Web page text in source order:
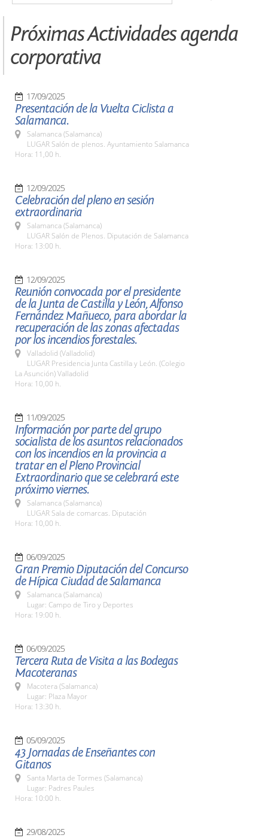
Próximas Actividades agenda
corporativa
17/09/2025
Presentación de la Vuelta Ciclista a
Salamanca.
Salamanca (Salamanca)
LUGAR Salón de plenos. Ayuntamiento Salamanca
Hora: 11,00 h.
12/09/2025
Celebración del pleno en sesión
extraordinaria
Salamanca (Salamanca)
LUGAR Salón de Plenos. Diputación de Salamanca
Hora: 13:00 h.
12/09/2025
Reunión convocada por el presidente
de la Junta de Castilla y León, Alfonso
Fernández Mañueco, para abordar la
recuperación de las zonas afectadas
por los incendios forestales.
Valladolid (Valladolid)
LUGAR Presidencia Junta Castilla y León. (Colegio
La Asunción) Valladolid
Hora: 10,00 h.
11/09/2025
Información por parte del grupo
socialista de los asuntos relacionados
con los incendios en la provincia a
tratar en el Pleno Provincial
Extraordinario que se celebrará este
próximo viernes.
Salamanca (Salamanca)
LUGAR Sala de comarcas. Diputación
Hora: 10,00 h.
06/09/2025
Gran Premio Diputación del Concurso
de Hípica Ciudad de Salamanca
Salamanca (Salamanca)
Lugar: Campo de Tiro y Deportes
Hora: 19:00 h.
06/09/2025
Tercera Ruta de Visita a las Bodegas
Macoteranas
Macotera (Salamanca)
Lugar: Plaza Mayor
Hora: 13:30 h.
05/09/2025
43 Jornadas de Enseñantes con
Gitanos
Santa Marta de Tormes (Salamanca)
Lugar: Padres Paules
Hora: 10:00 h.
29/08/2025